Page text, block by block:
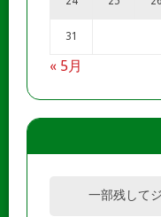
31
« 5月
一部残して